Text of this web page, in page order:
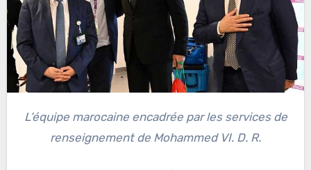
L’équipe marocaine encadrée par les services de
renseignement de Mohammed VI. D. R.